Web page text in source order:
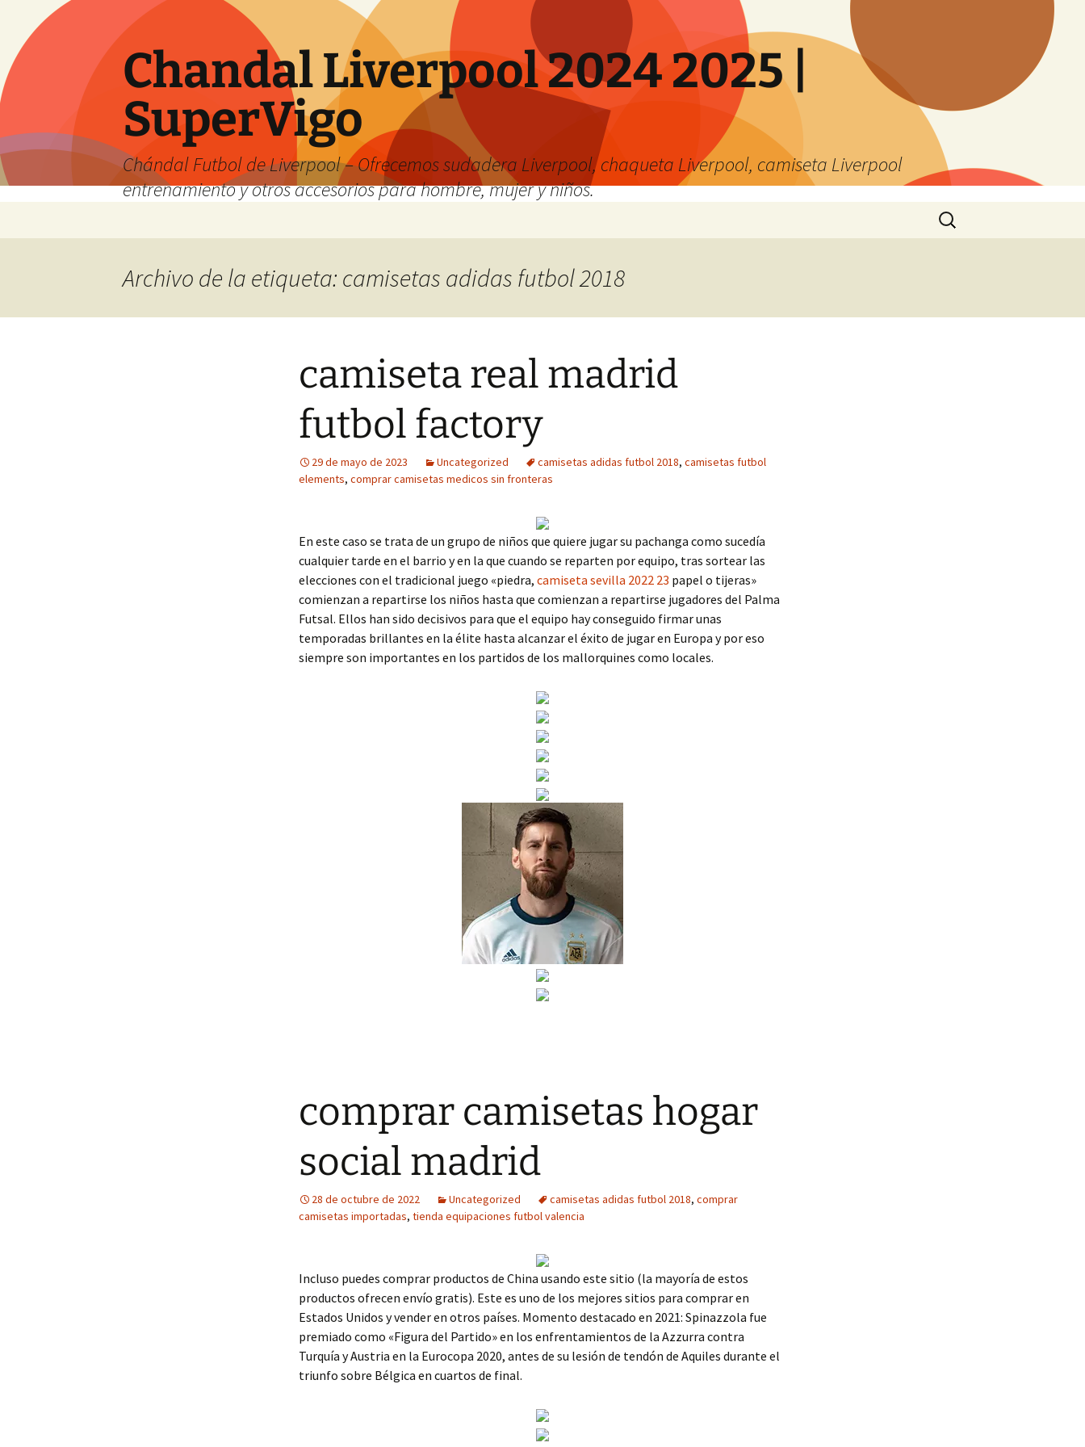
Chandal Liverpool 2024 2025 |
SuperVigo
Chándal Futbol de Liverpool – Ofrecemos sudadera Liverpool, chaqueta Liverpool, camiseta Liverpool
entrenamiento y otros accesorios para hombre, mujer y niños.
Buscar:
Archivo de la etiqueta: camisetas adidas futbol 2018
camiseta real madrid
futbol factory
29 de mayo de 2023 Uncategorized camisetas adidas futbol 2018, camisetas futbol
elements, comprar camisetas medicos sin fronteras
En este caso se trata de un grupo de niños que quiere jugar su pachanga como sucedía
cualquier tarde en el barrio y en la que cuando se reparten por equipo, tras sortear las
elecciones con el tradicional juego «piedra, camiseta sevilla 2022 23 papel o tijeras»
comienzan a repartirse los niños hasta que comienzan a repartirse jugadores del Palma
Futsal. Ellos han sido decisivos para que el equipo hay conseguido firmar unas
temporadas brillantes en la élite hasta alcanzar el éxito de jugar en Europa y por eso
siempre son importantes en los partidos de los mallorquines como locales.
comprar camisetas hogar
social madrid
28 de octubre de 2022 Uncategorized camisetas adidas futbol 2018, comprar
camisetas importadas, tienda equipaciones futbol valencia
Incluso puedes comprar productos de China usando este sitio (la mayoría de estos
productos ofrecen envío gratis). Este es uno de los mejores sitios para comprar en
Estados Unidos y vender en otros países. Momento destacado en 2021: Spinazzola fue
premiado como «Figura del Partido» en los enfrentamientos de la Azzurra contra
Turquía y Austria en la Eurocopa 2020, antes de su lesión de tendón de Aquiles durante el
triunfo sobre Bélgica en cuartos de final.